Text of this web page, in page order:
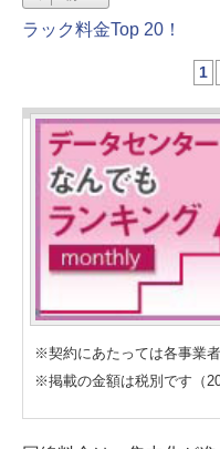
ラック料金Top 20！
1
※契約にあたっては各事業
※掲載の金額は税別です（